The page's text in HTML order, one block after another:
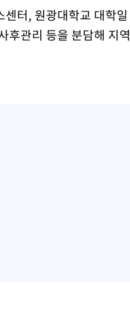
터, 원광대학교 대학일
후관리 등을 분담해 지역